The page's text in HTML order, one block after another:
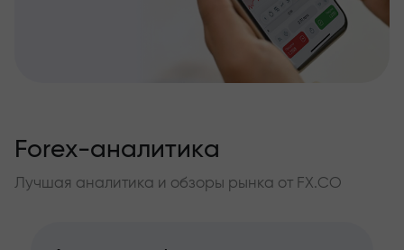
Forex-аналитика
Лучшая аналитика и обзоры рынка от FX.CO